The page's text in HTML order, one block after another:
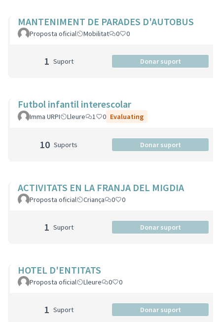
MANTENIMENT DE PARADES D'AUTOBUS
Proposta oficial Mobilitat 0 0
1 Suport Donar suport
Futbol infantil interescolar
Imma URPI Lleure 1 0 Evaluating
10 Suports Donar suport
ACTIVITATS EN LA FRANJA DEL MIGDIA
Proposta oficial Criança 0 0
1 Suport Donar suport
HOTEL D'ENTITATS
Proposta oficial Lleure 0 0
1 Suport Donar suport